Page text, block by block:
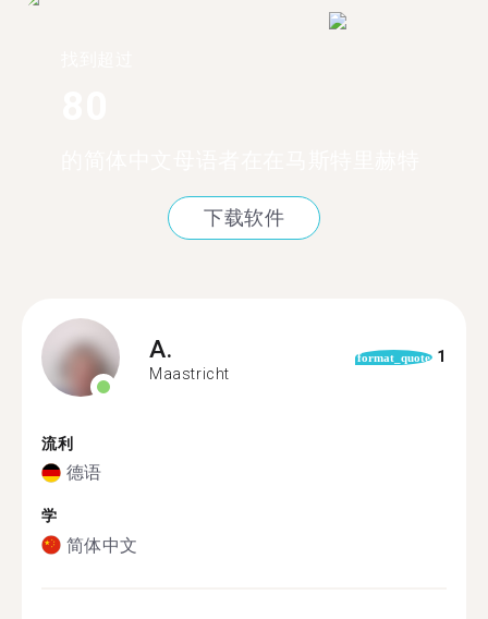
下载软件
A.
Maastricht
format_quote 1
流利
德语
学
简体中文